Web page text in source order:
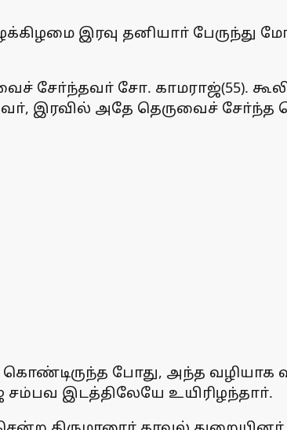
இரவு தனியாா் பேருந்து
சோ்ந்தவா் சோ. காமராஜ்(55).
இரவில் அதே தெருவைச்
போது, அந்த வழியாக
இடத்திலேயே உயிரிழந்தாா்.